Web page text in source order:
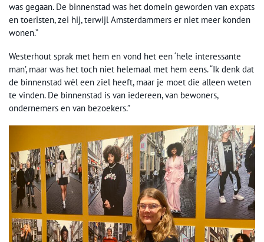
was gegaan. De binnenstad was het domein geworden van expats
en toeristen, zei hij, terwijl Amsterdammers er niet meer konden
wonen.”
Westerhout sprak met hem en vond het een ‘hele interessante
man’, maar was het toch niet helemaal met hem eens. “Ik denk dat
de binnenstad wèl een ziel heeft, maar je moet die alleen weten
te vinden. De binnenstad is van iedereen, van bewoners,
ondernemers en van bezoekers.”